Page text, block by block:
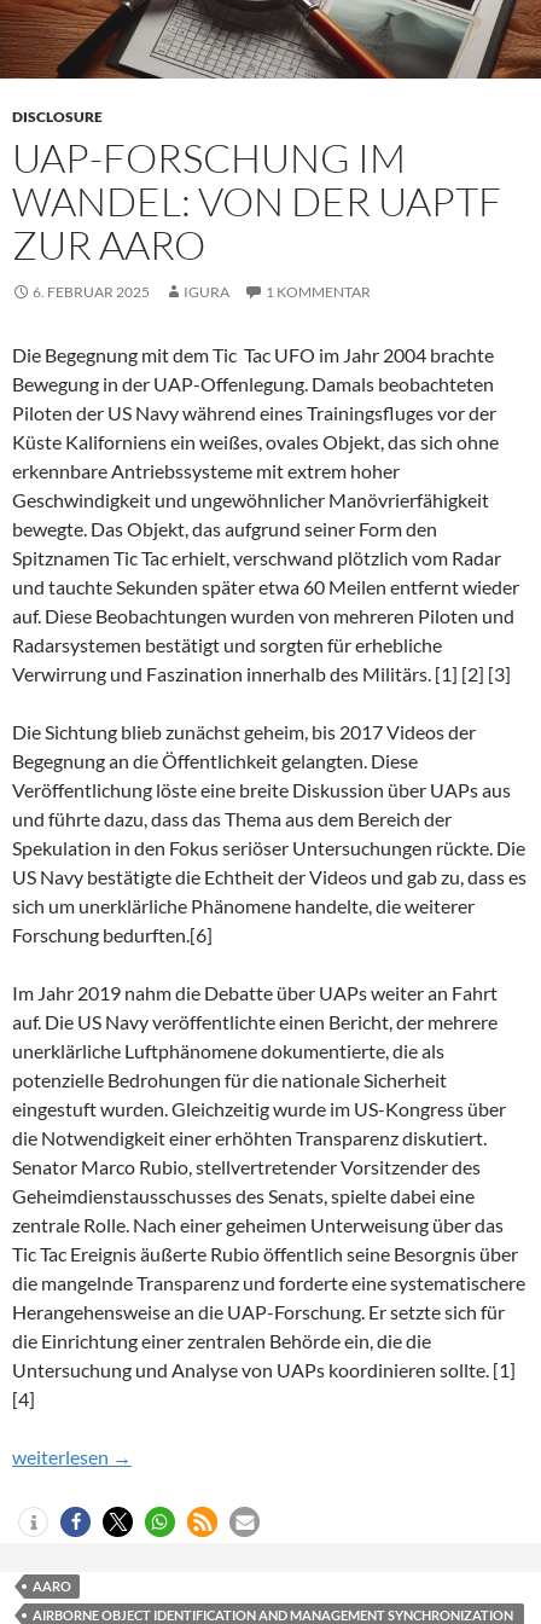
DISCLOSURE
UAP-FORSCHUNG IM
WANDEL: VON DER UAPTF
ZUR AARO
6. FEBRUAR 2025 IGURA 1 KOMMENTAR
Die Begegnung mit dem Tic Tac UFO im Jahr 2004 brachte
Bewegung in der UAP-Offenlegung. Damals beobachteten
Piloten der US Navy während eines Trainingsfluges vor der
Küste Kaliforniens ein weißes, ovales Objekt, das sich ohne
erkennbare Antriebssysteme mit extrem hoher
Geschwindigkeit und ungewöhnlicher Manövrierfähigkeit
bewegte. Das Objekt, das aufgrund seiner Form den
Spitznamen Tic Tac erhielt, verschwand plötzlich vom Radar
und tauchte Sekunden später etwa 60 Meilen entfernt wieder
auf. Diese Beobachtungen wurden von mehreren Piloten und
Radarsystemen bestätigt und sorgten für erhebliche
Verwirrung und Faszination innerhalb des Militärs. [1] [2] [3]
Die Sichtung blieb zunächst geheim, bis 2017 Videos der
Begegnung an die Öffentlichkeit gelangten. Diese
Veröffentlichung löste eine breite Diskussion über UAPs aus
und führte dazu, dass das Thema aus dem Bereich der
Spekulation in den Fokus seriöser Untersuchungen rückte. Die
US Navy bestätigte die Echtheit der Videos und gab zu, dass es
sich um unerklärliche Phänomene handelte, die weiterer
Forschung bedurften.[6]
Im Jahr 2019 nahm die Debatte über UAPs weiter an Fahrt
auf. Die US Navy veröffentlichte einen Bericht, der mehrere
unerklärliche Luftphänomene dokumentierte, die als
potenzielle Bedrohungen für die nationale Sicherheit
eingestuft wurden. Gleichzeitig wurde im US-Kongress über
die Notwendigkeit einer erhöhten Transparenz diskutiert.
Senator Marco Rubio, stellvertretender Vorsitzender des
Geheimdienstausschusses des Senats, spielte dabei eine
zentrale Rolle. Nach einer geheimen Unterweisung über das
Tic Tac Ereignis äußerte Rubio öffentlich seine Besorgnis über
die mangelnde Transparenz und forderte eine systematischere
Herangehensweise an die UAP-Forschung. Er setzte sich für
die Einrichtung einer zentralen Behörde ein, die die
Untersuchung und Analyse von UAPs koordinieren sollte. [1]
[4]
UAP-Forschung im Wandel: Von der UAPTF zur AARO
weiterlesen →
AARO
AIRBORNE OBJECT IDENTIFICATION AND MANAGEMENT SYNCHRONIZATION